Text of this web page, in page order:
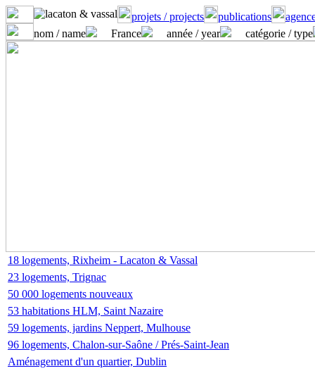
projets / projects publications
nom / name
France année / year catégorie / type
18 logements, Rixheim - Lacaton & Vassal
23 logements, Trignac
50 000 logements nouveaux
53 habitations HLM, Saint Nazaire
59 logements, jardins Neppert, Mulhouse
96 logements, Chalon-sur-Saône / Prés-Saint-Jean
Aménagement d'un quartier, Dublin